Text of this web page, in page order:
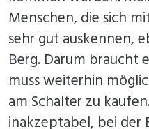
Menschen, die sich
sehr gut auskennen,
Berg. Darum braucht
muss weiterhin
am Schalter zu
inakzeptabel, bei der